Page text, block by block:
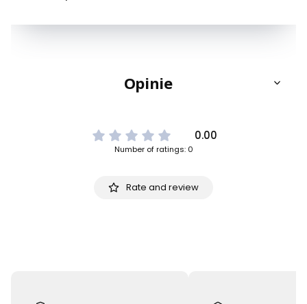
Opinie
0.00
Number of ratings: 0
Rate and review